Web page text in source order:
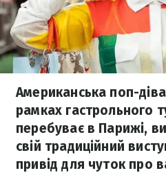
Американська поп-
рамках гастрольного
перебуває в Парижі,
свій традиційний
привід для чуток про